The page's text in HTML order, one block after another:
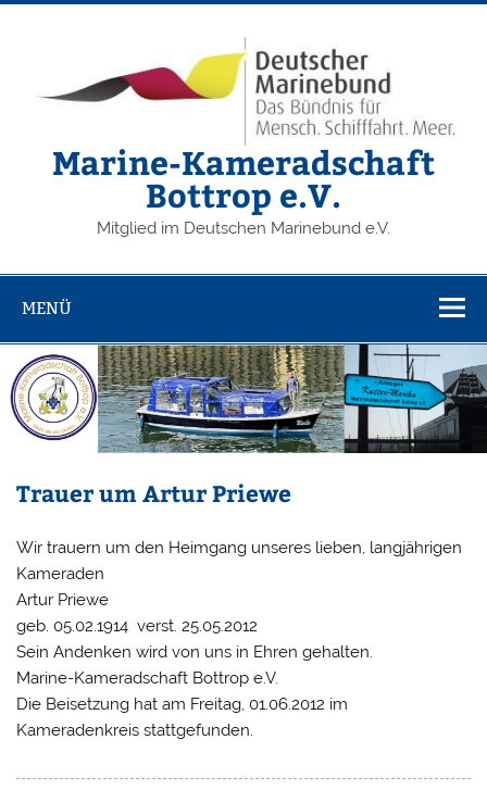
Zum
Marine-Kameradschaft
Bottrop e.V.
Mitglied im Deutschen Marinebund e.V.
MENÜ
Trauer um Artur Priewe
Wir trauern um den Heimgang unseres lieben, langjährigen
Kameraden
Artur Priewe
geb. 05.02.1914 verst. 25.05.2012
Sein Andenken wird von uns in Ehren gehalten.
Marine-Kameradschaft Bottrop e.V.
Die Beisetzung hat am Freitag, 01.06.2012 im
Kameradenkreis stattgefunden.